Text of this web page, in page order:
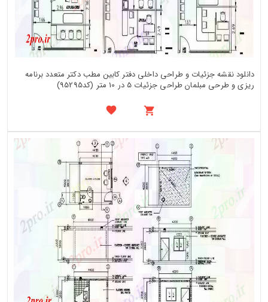
دانلود نقشه جزئیات و طراحی داخلی دفتر کابین مطب دکتر متعدد برنامه
ریزی و طرحی مبلمان طراحی جزئیات 5 در 10 متر (کد95295)